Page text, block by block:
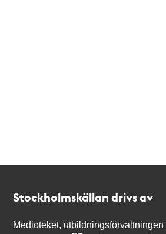
Stockholmskällan drivs av
Medioteket, utbildningsförvaltningen